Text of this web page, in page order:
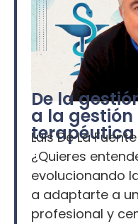
De la
a la
terapéutica
Luis De La Fuente
¿Quieres
evolucionando
a adaptarte a
profesional y